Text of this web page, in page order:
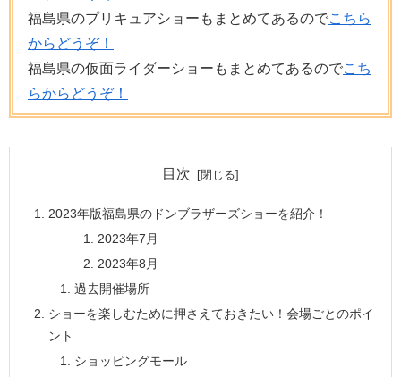
福島県のプリキュアショーもまとめてあるのでこちら
からどうぞ！
福島県の仮面ライダーショーもまとめてあるのでこち
らからどうぞ！
目次
2023年版福島県のドンブラザーズショーを紹介！
2023年7月
2023年8月
過去開催場所
ショーを楽しむために押さえておきたい！会場ごとのポイ
ント
ショッピングモール